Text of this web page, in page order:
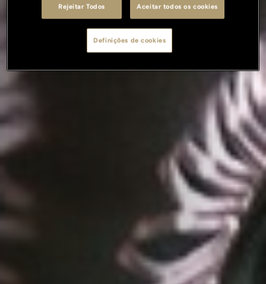
Rejeitar Todos Aceitar todos os cookies
Definições de cookies